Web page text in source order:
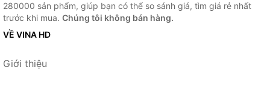
280000 sản phẩm, giúp bạn có thể so sánh giá, tìm giá rẻ nhất
trước khi mua. Chúng tôi không bán hàng.
VỀ VINA HD
Giới thiệu